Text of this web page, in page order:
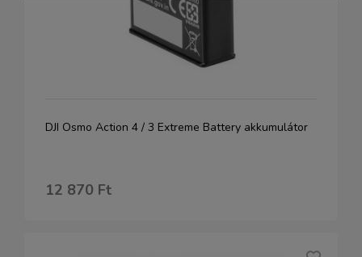
DJI Osmo Action 4 / 3 Extreme Battery akkumulátor
12 870 Ft